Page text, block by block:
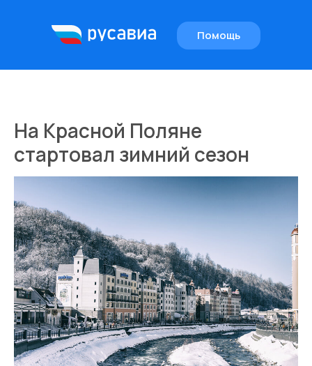
Помощь
На Красной Поляне
стартовал зимний сезон